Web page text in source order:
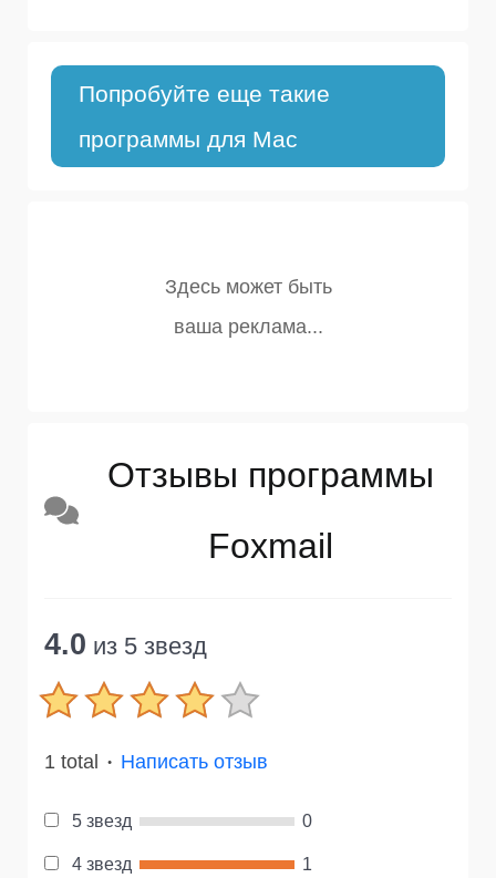
Попробуйте еще такие
программы для Mac
Отзывы программы
Foxmail
4.0 из 5 звезд
1 total ● Написать отзыв
5 звезд 0
4 звезд 1